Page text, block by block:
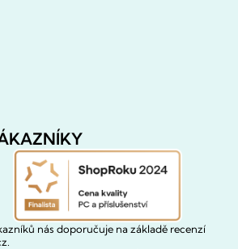
nás doporučuje na základě recenzí